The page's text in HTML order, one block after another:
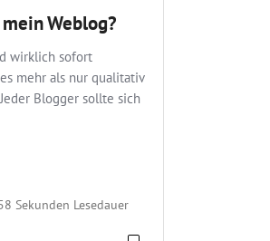
Weblog?
wirklich sofort
mehr als nur qualitativ
Blogger sollte sich
Sekunden Lesedauer